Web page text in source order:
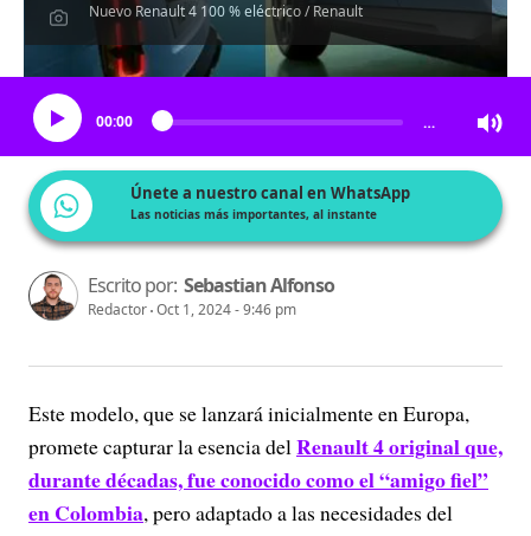
Nuevo Renault 4 100 % eléctrico / Renault
Escucha el artículo
00:00 …
Únete a nuestro canal en WhatsApp
Las noticias más importantes, al instante
Escrito por: Sebastian Alfonso
Redactor Oct 1, 2024 - 9:46 pm
Este modelo, que se lanzará inicialmente en Europa,
promete capturar la esencia delRenault 4 original que,
durante décadas, fue conocido como el “amigo fiel”
en Colombia, pero adaptado a las necesidades del